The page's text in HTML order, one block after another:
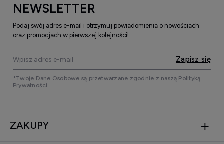
NEWSLETTER
Podaj swój adres e-mail i otrzymuj powiadomienia o nowościach
oraz promocjach w pierwszej kolejności!
Zapisz się
*Twoje Dane Osobowe są przetwarzane zgodnie z naszą Polityką
Prywatności.
ZAKUPY